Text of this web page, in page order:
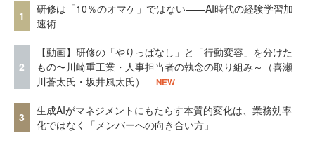
1
研修は「10％のオマケ」ではない——AI時代の経験学習加
速術
2
【動画】研修の「やりっぱなし」と「行動変容」を分けた
もの〜川崎重工業・人事担当者の執念の取り組み～（喜瀬
川蒼太氏・坂井風太氏）
NEW
3
生成AIがマネジメントにもたらす本質的変化は、業務効率
化ではなく「メンバーへの向き合い方」